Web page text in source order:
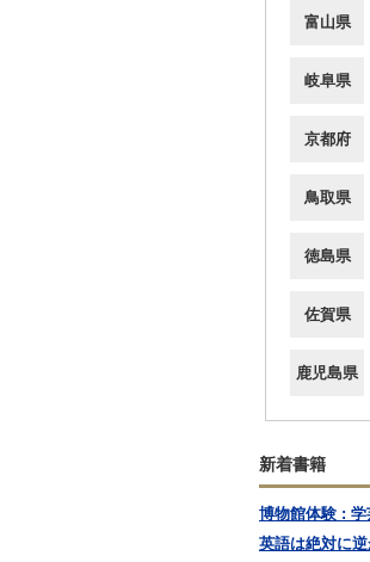
富山県
岐阜県
京都府
鳥取県
徳島県
佐賀県
鹿児島県
新着書籍
博物館体験 :
英語は絶対に